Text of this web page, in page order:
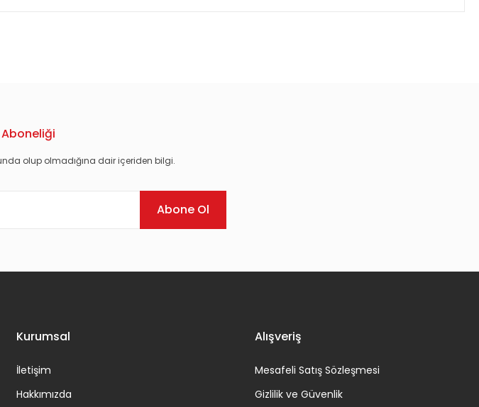
olup olmadığına dair içeriden bilgi.
Abone Ol
Kurumsal
İletişim
Hakkımızda
Alışveriş
Mesafeli Satış Sözleşmesi
Gizlilik ve Güvenlik